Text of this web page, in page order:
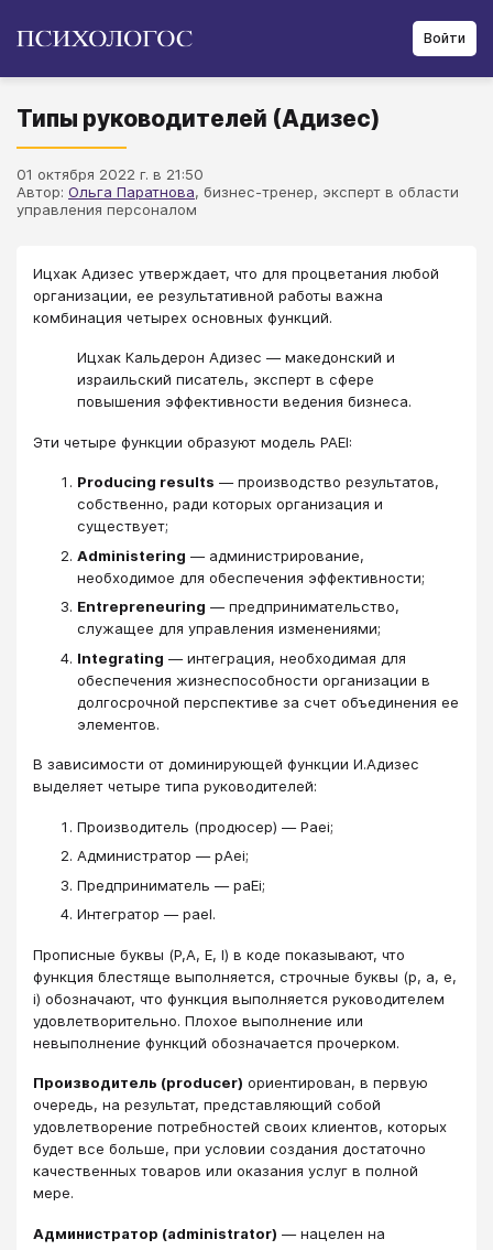
Войти
Типы руководителей (Адизес)
01 октября 2022 г. в 21:50
Автор: Ольга Паратнова, бизнес-тренер, эксперт в области
управления персоналом
Ицхак Адизес утверждает, что для процветания любой
организации, ее результативной работы важна
комбинация четырех основных функций.
Ицхак Кальдерон Адизес — македонский и
израильский писатель, эксперт в сфере
повышения эффективности ведения бизнеса.
​Эти четыре функции образуют модель PAEI:
Producing results — производство результатов,
собственно, ради которых организация и
существует;
Administering — администрирование,
необходимое для обеспечения эффективности;
Entrepreneuring — предпринимательство,
служащее для управления изменениями;
Integrating — интеграция, необходимая для
обеспечения жизнеспособности организации в
долгосрочной перспективе за счет объединения ее
элементов.
В зависимости от доминирующей функции И.Адизес
выделяет четыре типа руководителей:
Производитель (продюсер) — Paei;
Администратор — pAei;
Предприниматель — paEi;
Интегратор — paeI.
Прописные буквы (P,A, E, I) в коде показывают, что
функция блестяще выполняется, строчные буквы (p, a, e,
i) обозначают, что функция выполняется руководителем
удовлетворительно. Плохое выполнение или
невыполнение функций обозначается прочерком.
Производитель (producer) ориентирован, в первую
очередь, на результат, представляющий собой
удовлетворение потребностей своих клиентов, которых
будет все больше, при условии создания достаточно
качественных товаров или оказания услуг в полной
мере.
Администратор (administrator) — нацелен на